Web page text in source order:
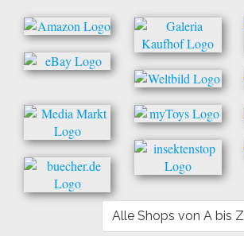
Alle Shops von A bis Z